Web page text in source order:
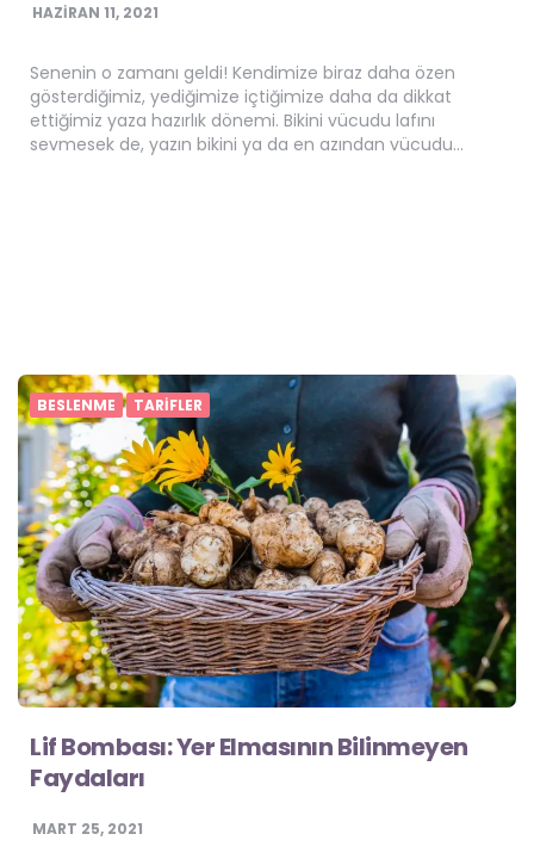
HAZIRAN 11, 2021
Senenin o zamanı geldi! Kendimize biraz daha özen
gösterdiğimiz, yediğimize içtiğimize daha da dikkat
ettiğimiz yaza hazırlık dönemi. Bikini vücudu lafını
sevmesek de, yazın bikini ya da en azından vücudu…
BESLENME TARIFLER
Lif Bombası: Yer Elmasının Bilinmeyen
Faydaları
MART 25, 2021